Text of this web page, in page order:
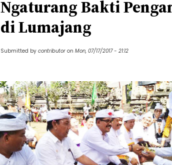
Ngaturang Bakti
di Lumajang
Submitted by contributor on Mon, 07/17/2017 - 21:12